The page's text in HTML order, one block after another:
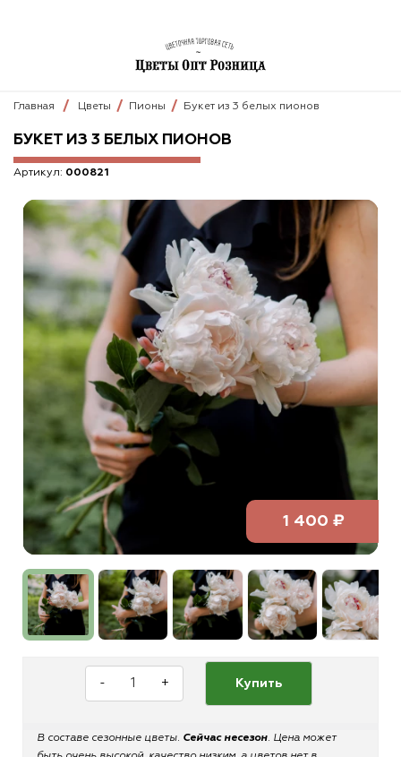
Главная Цветы Пионы Букет из 3 белых пионов
БУКЕТ ИЗ 3 БЕЛЫХ ПИОНОВ
Артикул: 000821
1 400 ₽
В составе сезонные цветы. Сейчас несезон. Цена может
+
- Купить